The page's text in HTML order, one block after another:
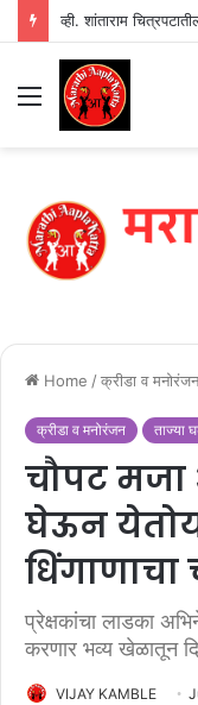
Menu
Home /क्रीडा व मनोरंजन
क्रीडा व मनोरंजन ताज्या
चौपट
घेऊन
प्रेक्षकांचा लाडका
करणार भव्य खेळातून
VIJAY KAMBLE